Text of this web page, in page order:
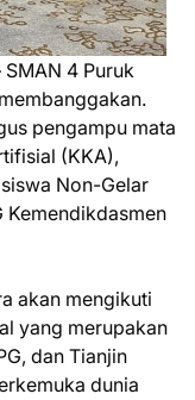
4 Puruk
pengampu mata
(KKA),
Non-Gelar
Kemendikdasmen
akan mengikuti
yang merupakan
dan Tianjin
dunia